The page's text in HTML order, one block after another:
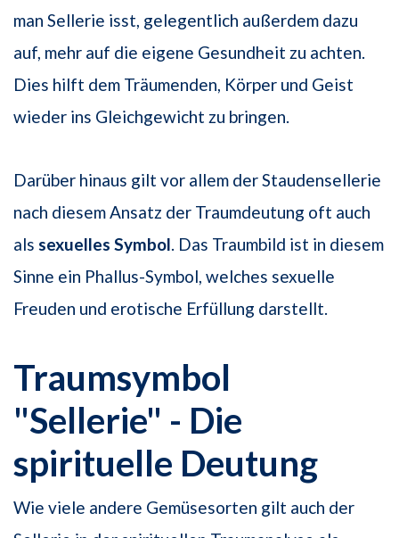
man Sellerie isst, gelegentlich außerdem dazu
auf, mehr auf die eigene Gesundheit zu achten.
Dies hilft dem Träumenden, Körper und Geist
wieder ins Gleichgewicht zu bringen.
Darüber hinaus gilt vor allem der Staudensellerie
nach diesem Ansatz der Traumdeutung oft auch
als sexuelles Symbol. Das Traumbild ist in diesem
Sinne ein Phallus-Symbol, welches sexuelle
Freuden und erotische Erfüllung darstellt.
Traumsymbol
"Sellerie" - Die
spirituelle Deutung
Wie viele andere Gemüsesorten gilt auch der